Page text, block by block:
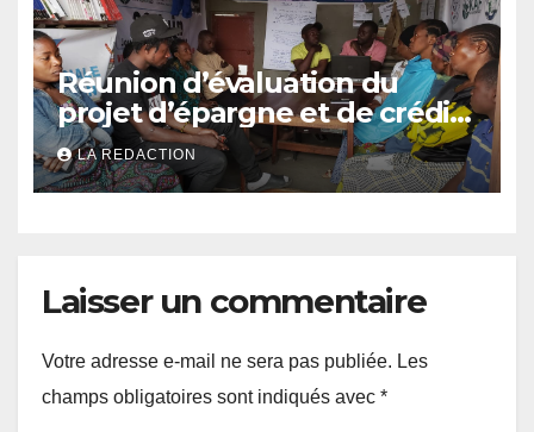
Réunion d’évaluation du
projet d’épargne et de crédit
de JIRANI MSAADA Asbl : des
résultats encourageants et
une expansion annoncée
LA REDACTION
Laisser un commentaire
Votre adresse e-mail ne sera pas publiée. Les
champs obligatoires sont indiqués avec *